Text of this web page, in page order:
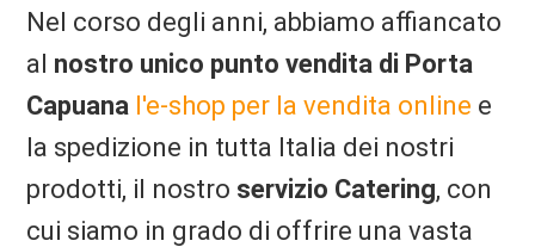
Nel corso degli anni, abbiamo affiancato
al nostro unico punto vendita di Porta
Capuana l'e-shop per la vendita online e
la spedizione in tutta Italia dei nostri
prodotti, il nostro servizio Catering, con
cui siamo in grado di offrire una vasta